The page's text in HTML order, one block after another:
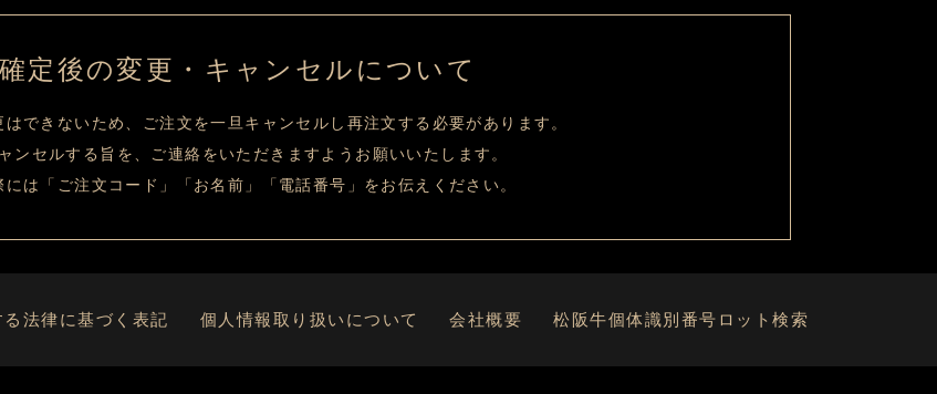
定後の変更・キャンセルについて
できないため、ご注文を一旦キャンセルし再注文する必要があります。
ンセルする旨を、ご連絡をいただきますようお願いいたします。
は「ご注文コード」「お名前」「電話番号」をお伝えください。
法律に基づく表記 個人情報取り扱いについて 会社概要 松阪牛個体識別番号ロット検索